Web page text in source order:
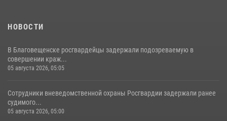
НОВОСТИ
В Благовещенске росгвардейцы задержали подозреваемую в
совершении краж...
05 августа 2026, 05:05
Сотрудники вневедомственной охраны Росгвардии задержали ранее
судимого...
05 августа 2026, 05:00